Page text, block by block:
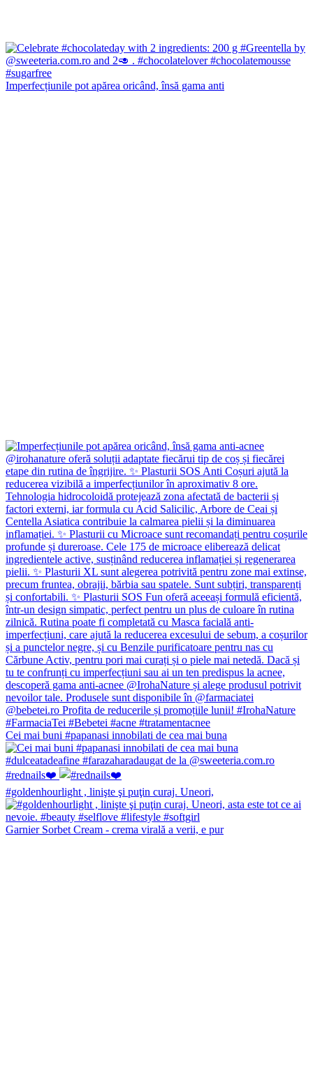
Imperfecțiunile pot apărea oricând, însă gama anti
Cei mai buni #papanasi innobilati de cea mai buna
#rednails❤️
#goldenhourlight , linişte şi puţin curaj. Uneori,
Garnier Sorbet Cream - crema virală a verii, e pur